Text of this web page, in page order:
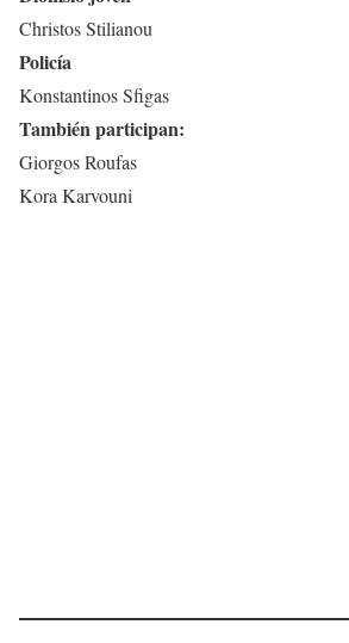
Christos Stilianou
Policía
Konstantinos Sfigas
También participan:
Giorgos Roufas
Kora Karvouni